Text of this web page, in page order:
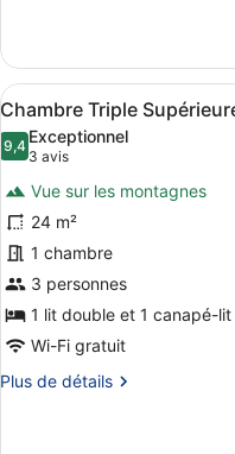
le
type
de
chambre
Chambre
Double
Supérieure
Afficher
toutes
les
photos
pour
ce
type
de
chambre :
Chambre
Triple
Supérieure
11
Chambre Triple
9,49,4 sur 10
Exceptionnel
3 avis
(3 avis)
Vue sur les montagnes
24 m²
1 chambre
3 personnes
1 lit double et 1 canapé-lit
Wi-Fi gratuit
Plus de détails
Plus